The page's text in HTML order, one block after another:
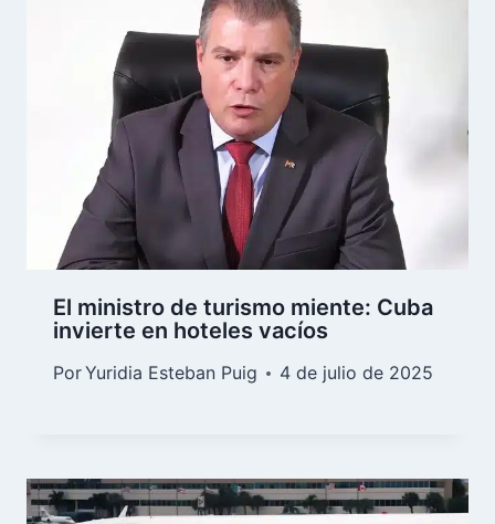
El ministro de turismo miente: Cuba
invierte en hoteles vacíos
PorYuridia Esteban Puig 4 de julio de 2025